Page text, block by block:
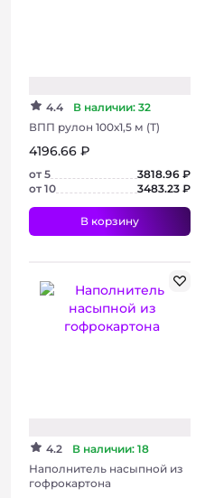
+ 6 фото
4.4
В наличии: 32
ВПП рулон 100х1,5 м (Т)
4196.66 ₽
от 5
3818.96 ₽
от 10
3483.23 ₽
В корзину
4.2
В наличии: 18
Наполнитель насыпной из
гофрокартона